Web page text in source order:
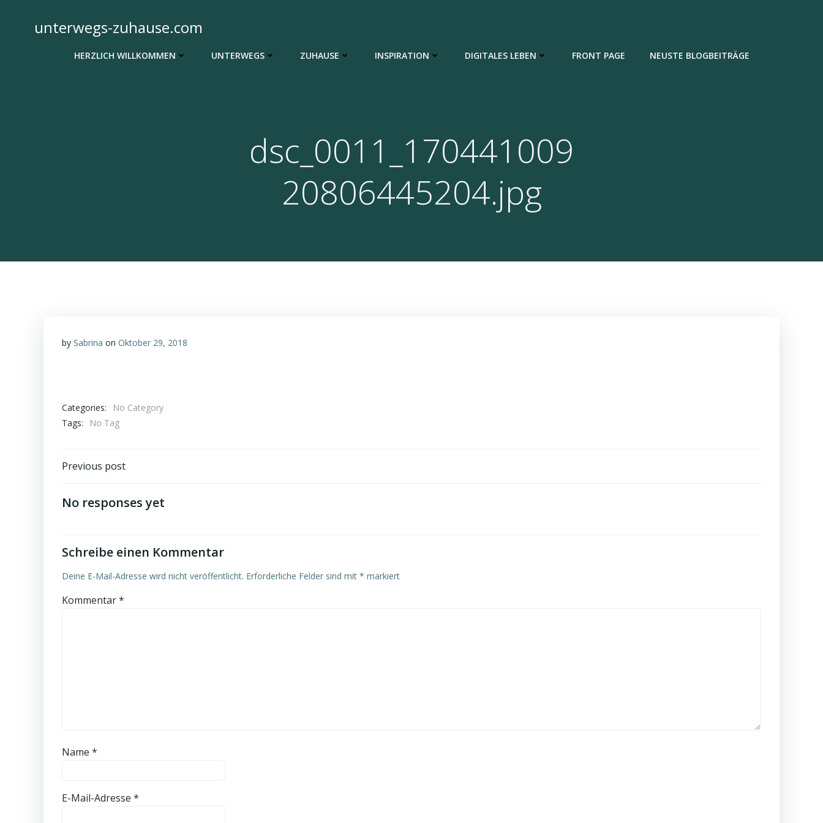
springenunterwegs-zuhause.com
HERZLICH WILLKOMMEN UNTERWEGS ZUHAUSE INSPIRATION DIGITALES LEBEN FRONT PAGE NEUSTE BLOGBEITRÄGE
dsc_0011_170441009
20806445204.jpg
by Sabrina on Oktober 29, 2018
Categories:
No Category
Tags:
No Tag
Post
navigation
Previous post
No responses yet
Schreibe einen Kommentar
Deine E-Mail-Adresse wird nicht veröffentlicht. Erforderliche Felder sind mit * markiert
Kommentar*
Name *
E-Mail-Adresse *